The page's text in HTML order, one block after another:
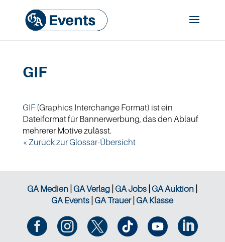
GIF
GIF(Graphics Interchange Format) ist ein
Dateiformat für Bannerwerbung, das den Ablauf
mehrerer Motive zulässt.
« Zurück zur Glossar-Übersicht
GA Medien |GA Verlag |GA Jobs |GA Auktion
GA Events |GA Trauer|GA Klasse
   